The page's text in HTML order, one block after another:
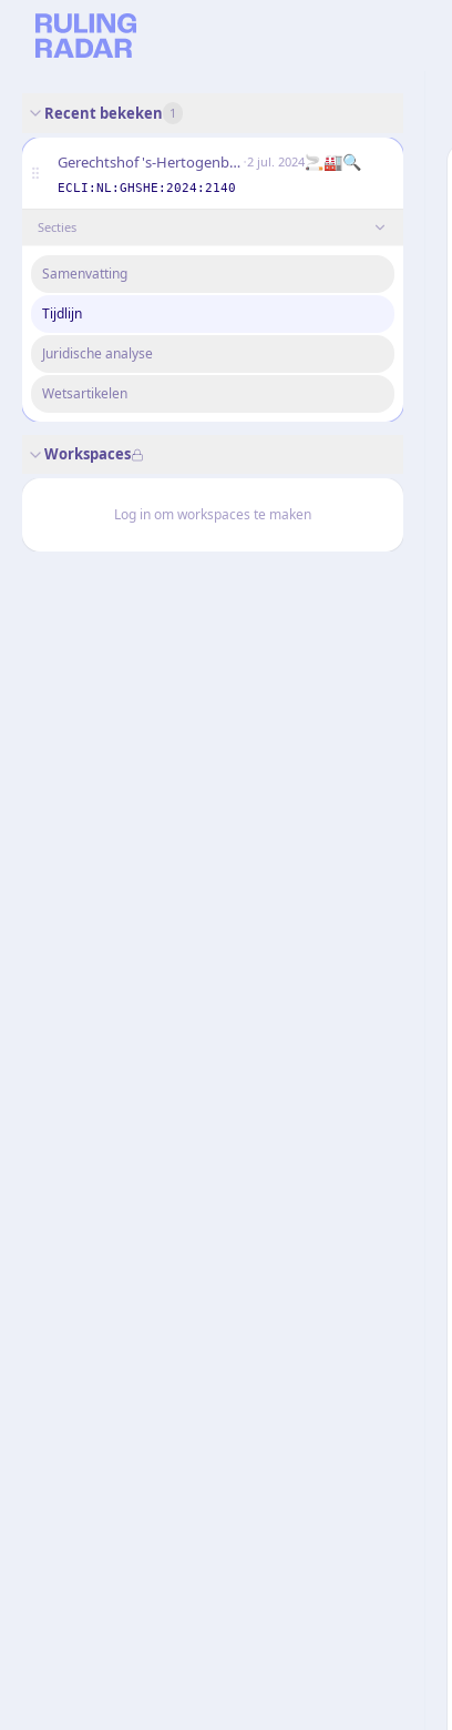
Recent bekeken 1
Gerechtshof 's-Hertogenbosch·2 jul. 2024🚬🏭🔍
ECLI:NL:GHSHE:2024:2140
Secties
Samenvatting
Tijdlijn
Juridische analyse
Wetsartikelen
Workspaces
Log in om workspaces te maken